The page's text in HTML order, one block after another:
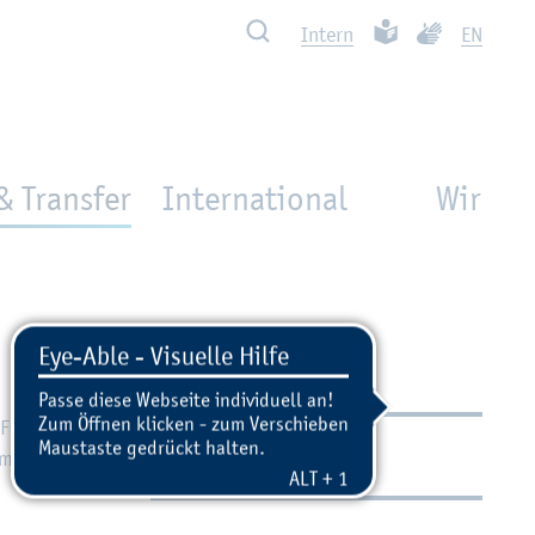
Such­ben In­tern Leich­te Spra­che
EN
Transfer International Wir
aus
Kon­takt